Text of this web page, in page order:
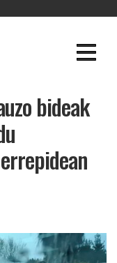
bideak